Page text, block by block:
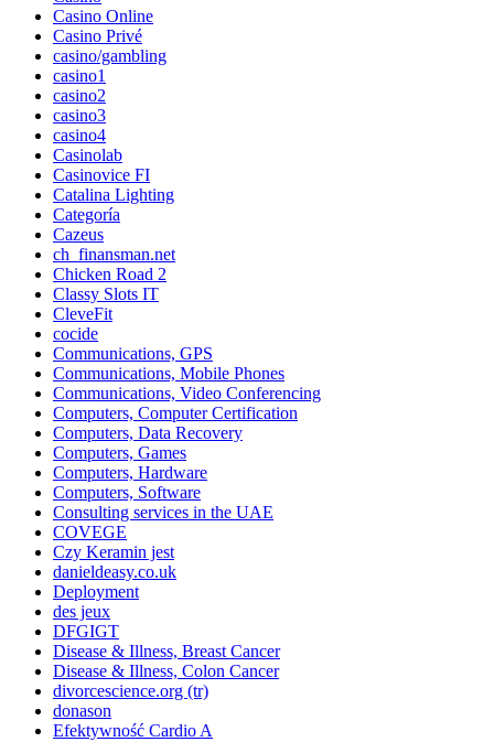
Casino Online
Casino Privé
casino/gambling
casino1
casino2
casino3
casino4
Casinolab
Casinovice FI
Catalina Lighting
Categoría
Cazeus
ch_finansman.net
Chicken Road 2
Classy Slots IT
CleveFit
cocide
Communications, GPS
Communications, Mobile Phones
Communications, Video Conferencing
Computers, Computer Certification
Computers, Data Recovery
Computers, Games
Computers, Hardware
Computers, Software
Consulting services in the UAE
COVEGE
Czy Keramin jest
danieldeasy.co.uk
Deployment
des jeux
DFGIGT
Disease & Illness, Breast Cancer
Disease & Illness, Colon Cancer
divorcescience.org (tr)
donason
Efektywność Cardio A